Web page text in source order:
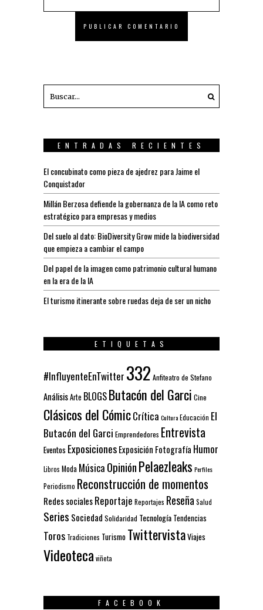
ENTRADAS RECIENTES
El concubinato como pieza de ajedrez para Jaime el
Conquistador
Millán Berzosa defiende la gobernanza de la IA como reto
estratégico para empresas y medios
Del suelo al dato: BioDiversity Grow mide la biodiversidad
que empieza a cambiar el campo
Del papel de la imagen como patrimonio cultural humano
en la era de la IA
El turismo itinerante sobre ruedas deja de ser un nicho
ETIQUETAS
#InfluyenteEnTwitter 332 Anfiteatro de Stefano
AnálisisArte BLOGSButacón del Garci Cine
Clásicos del CómicCrítica CulturaEducación El
Butacón del Garci Emprendedores Entrevista
Eventos ExposicionesExposición Fotografía Humor
Libros Moda Música OpiniónPelaezleaks Perfiles
Periodismo Reconstrucción de momentos
Redes socialesReportaje Reportajes Reseña Salud
Series Sociedad Solidaridad Tecnología Tendencias
Toros Tradiciones Turismo TwittervistaViajes
Videoteca viñeta
FACEBOOK